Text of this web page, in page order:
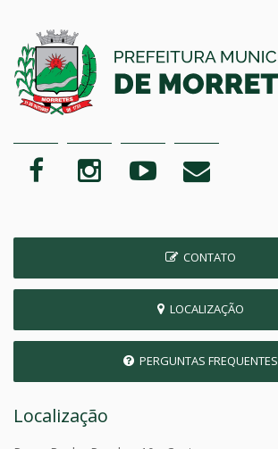
CONTATO
LOCALIZAÇÃO
PERGUNTAS FREQUENTES
Localização